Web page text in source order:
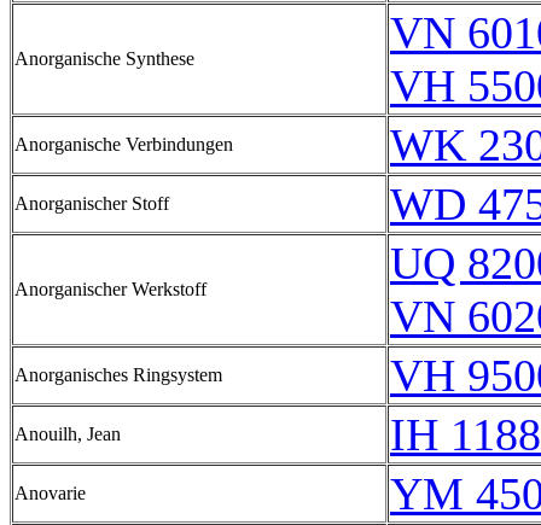
Anorganische Synthese
VN
VH
Anorganische Verbindungen WK
Anorganischer Stoff WD
Anorganischer Werkstoff
UQ
VN
Anorganisches Ringsystem VH
Anouilh, Jean IH
Anovarie
YM